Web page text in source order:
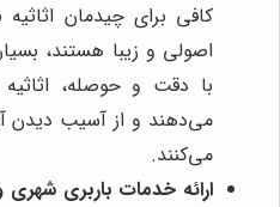
کافی برای چیدمان اثاثیه
اصولی و زیبا هستند،
با دقت و حوصله،
می‌دهند و از آسیب دیدن
می‌کنند.
ارائه خدمات باربری